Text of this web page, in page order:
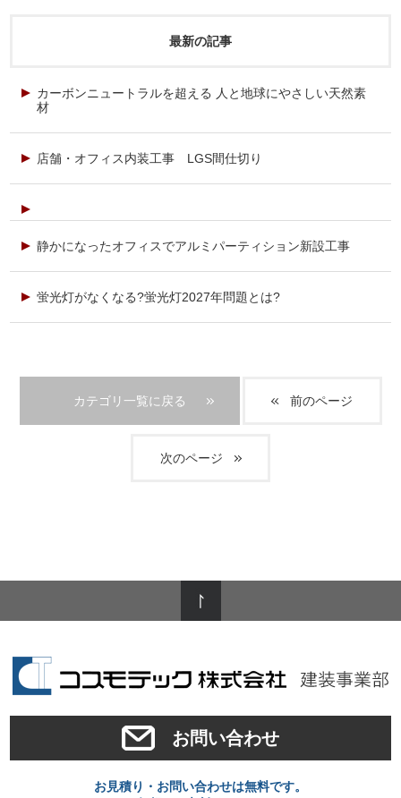
最新の記事
カーボンニュートラルを超える 人と地球にやさしい天然素
材
店舗・オフィス内装工事 LGS間仕切り
静かになったオフィスでアルミパーティション新設工事
蛍光灯がなくなる?蛍光灯2027年問題とは?
カテゴリ一覧に戻る 前のページ
次のページ
お問い合わせ
お見積り・お問い合わせは無料です。